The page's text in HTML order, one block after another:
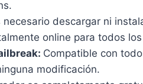
necesario descargar ni
online para todos
Compatible con
modificación.